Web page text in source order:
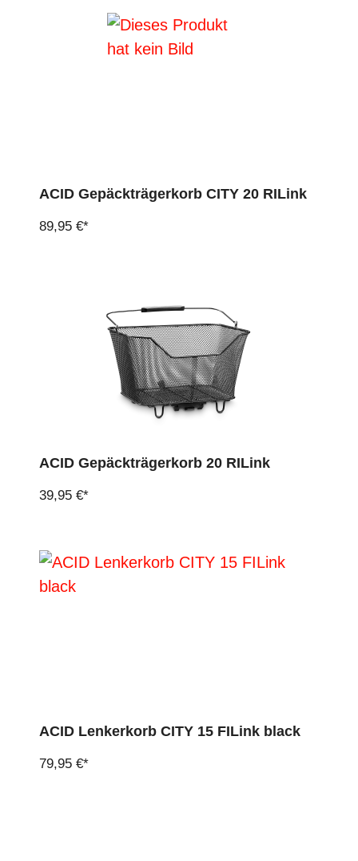
ACID Gepäckträgerkorb CITY 20 RILink
89,95 €*
ACID Gepäckträgerkorb 20 RILink
39,95 €*
ACID Lenkerkorb CITY 15 FILink black
79,95 €*